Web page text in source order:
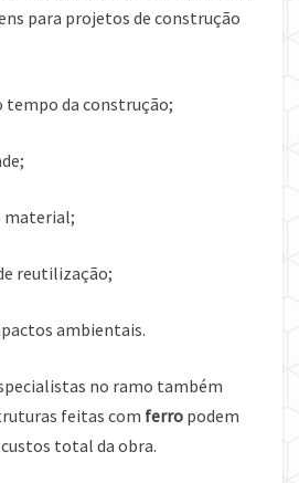
para projetos de construção
tempo da construção;
material;
reutilização;
ambientais.
no ramo também
feitas com ferro podem
total da obra.